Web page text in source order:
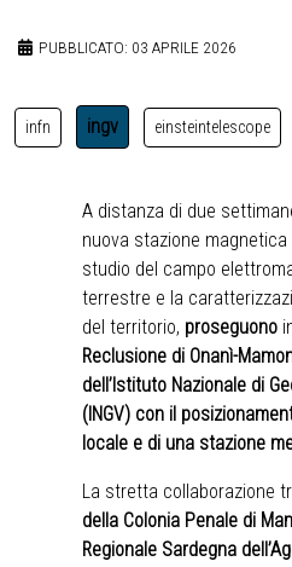
PUBBLICATO: 03 APRILE 2026
infn ingv einsteintelescope
A distanza di due
nuova stazione
studio del campo
terrestre e la
del territorio, proseguono
Reclusione di Onanì-
dell’Istituto Nazionale di
(INGV) con il
locale e di una stazione
La stretta collaborazione
della Colonia Penale di
Regionale Sardegna